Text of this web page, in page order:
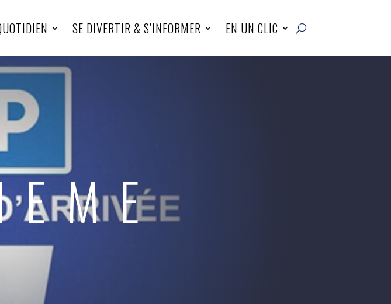
SE DIVERTIR & S’INFORMER EN UN CLIC